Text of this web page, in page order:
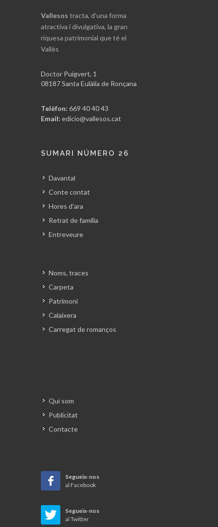
Vallesos tracta, d’una forma
atractiva i divulgativa, la gran
riquesa patrimonial que té el
Vallès
Doctor Puigvert, 1
08187 Santa Eulàlia de Ronçana
Telèfon: 669 40 40 43
Email: edicio@vallesos.cat
SUMARI NÚMERO 26
Davantal
Conte contat
Hores d'ara
Retrat de família
Entreveure
Noms, traces
Carpeta
Patrimoni
Calaixera
Carregat de romanços
Qui som
Publicitat
Contacte
Segueix-nos
al Facebook
Segueix-nos
al Twitter